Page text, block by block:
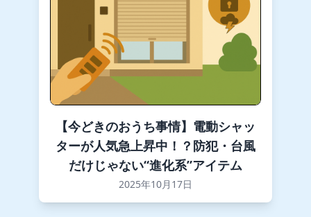
【今どきのおうち事情】電動シャッ
ターが人気急上昇中！？防犯・台風
だけじゃない“進化系”アイテム
2025年10月17日